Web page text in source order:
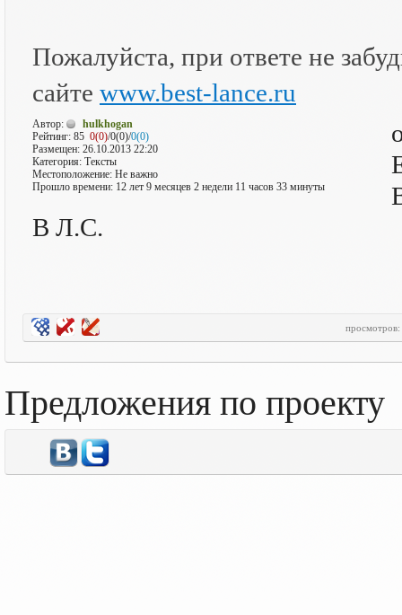
Пожалуйста, при ответе не
сайте www.best-lance.ru
Автор:
hulkhogan
Рейтинг: 85 0(0)/0(0)/0(0)
Размещен: 26.10.2013 22:20
Категория: Тексты
Местоположение: Не важно
Прошло времени: 12 лет 9 месяцев 2 недели 11 часов 33 минуты
В Л.С.
просмотров:
Предложения по проекту